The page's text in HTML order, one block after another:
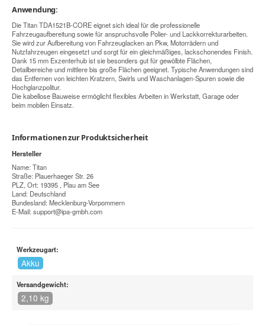
Anwendung:
Die Titan TDA1521B-CORE eignet sich ideal für die professionelle
Fahrzeugaufbereitung sowie für anspruchsvolle Polier- und Lackkorrekturarbeiten.
Sie wird zur Aufbereitung von Fahrzeuglacken an Pkw, Motorrädern und
Nutzfahrzeugen eingesetzt und sorgt für ein gleichmäßiges, lackschonendes Finish.
Dank 15 mm Exzenterhub ist sie besonders gut für gewölbte Flächen,
Detailbereiche und mittlere bis große Flächen geeignet. Typische Anwendungen sind
das Entfernen von leichten Kratzern, Swirls und Waschanlagen-Spuren sowie die
Hochglanzpolitur.
Die kabellose Bauweise ermöglicht flexibles Arbeiten in Werkstatt, Garage oder
beim mobilen Einsatz.
Informationen zur Produktsicherheit
Hersteller
Name: Titan
Straße: Plauerhaeger Str. 26
PLZ, Ort: 19395 , Plau am See
Land: Deutschland
Bundesland: Mecklenburg-Vorpommern
E-Mail: support@ipa-gmbh.com
Werkzeugart:
Akku
Versandgewicht:
2,10 kg